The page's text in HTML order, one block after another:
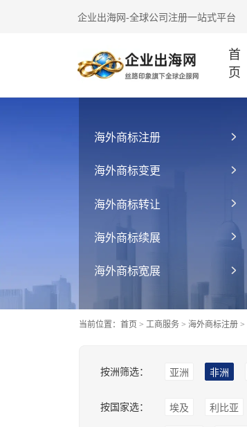
企业出海网-全球公司注册一站式平台
首
页
海外商标注册
海外商标变更
海外商标转让
海外商标续展
海外商标宽展
当前位置： 首页 > 工商服务 > 海外商标注册 >
按洲筛选： 亚洲 非洲
按国家选： 埃及 利比亚